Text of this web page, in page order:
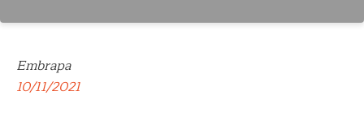
Embrapa
10/11/2021